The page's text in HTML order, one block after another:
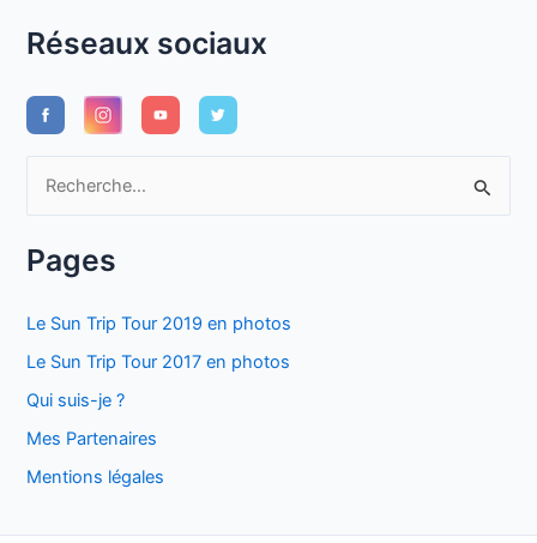
Réseaux sociaux
h
h
e
r
Pages
Le Sun Trip Tour 2019 en photos
Le Sun Trip Tour 2017 en photos
Qui suis-je ?
Mes Partenaires
Mentions légales